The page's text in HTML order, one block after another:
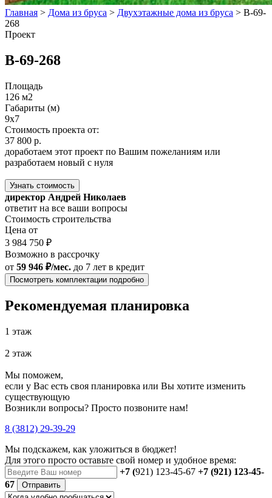
Главная > Дома из бруса > Двухэтажные дома из бруса > В-69-
268
Проект
В-69-268
Площадь
126 м2
Габариты (м)
9x7
Стоимость проекта от:
37 800 р.
доработаем этот проект по Вашим пожеланиям или
разработаем новый с нуля
Узнать стоимость
директор Андрей Николаев
ответит на все ваши вопросы
Стоимость строительства
Цена от
3 984 750 ₽
Возможно в рассрочку
от 59 946 ₽/мес. до 7 лет в кредит
Посмотреть комплектации подробно
Рекомендуемая планировка
1 этаж
2 этаж
Мы поможем,
если у Вас есть своя планировка или Вы хотите изменить
существующую
Возникли вопросы? Просто позвоните нам!
8 (3812) 29-39-29
Мы подскажем, как уложиться в бюджет!
Для этого просто оставьте свой номер и удобное время:
+7 (921) 123-45-67 +7 (921) 123-45-
67
Отправить